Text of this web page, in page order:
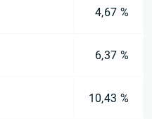
4,67 %
6,37 %
10,43 %